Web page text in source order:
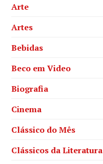
Arte
Artes
Bebidas
Beco em Video
Biografia
Cinema
Clássico do Mês
Clássicos da Literatura